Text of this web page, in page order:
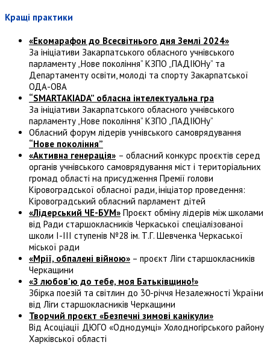
Кращі практики
«Екомарафон до Всесвітнього дня Землі 2024»
За ініціативи Закарпатського обласного учнівського
парламенту „Нове покоління” КЗПО „ПАДІЮНу” та
Департаменту освіти, молоді та спорту Закарпатської
ОДА-ОВА
“SMARTAKIADA” обласна інтелектуальна гра
За ініціативи Закарпатського обласного учнівського
парламенту „Нове покоління” КЗПО „ПАДІЮНу”
Обласний форум лідерів учнівського самоврядування
“Нове покоління”
«Активна генерація» – обласний конкурс проєктів серед
органів учнівського самоврядування міст і територіальних
громад області на присудження Премії голови
Кіровоградської обласної ради, ініціатор проведення:
Кіровоградський обласний парламент дітей
«Лідерський ЧЕ-БУМ» Проєкт обміну лідерів між школами
від Ради старшокласників Черкаської спеціалізованої
школи І-ІІІ ступенів №28 ім. Т.Г. Шевченка Черкаської
міської ради
«Мрії, обпалені війною» – проєкт Ліги старшокласників
Черкащини
«З любов’ю до тебе, моя Батьківщино!»
Збірка поезій та світлин до 30-річчя Незалежності України
від Ліги старшокласників Черкащини
Творчий проєкт «Безпечні зимові канікули»
Від Асоціації ДЮГО «Однодумці» Холодногірського району
Харківської області